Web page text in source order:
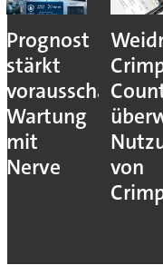
Prognost
stärkt
Wartung
mit
Nerve
von